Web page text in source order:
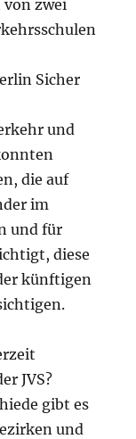
von zwei
Sicher
und
die auf
im
und für
diese
künftigen
JVS?
gibt es
und